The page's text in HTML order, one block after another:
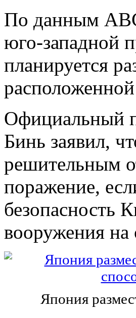
По данным
юго-западной
планируется
Официальный
Бинь заявил,
решительным
поражение,
безопасность
вооружения на
Япония